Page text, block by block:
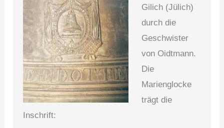
Gilich (Jülich)
durch die
Geschwister
von Oidtmann.
Die
Marienglocke
trägt die
Inschrift: